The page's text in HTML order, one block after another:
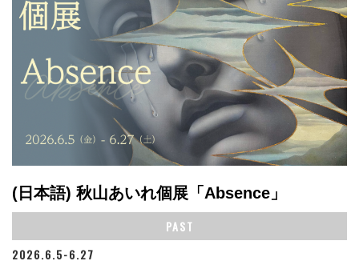
(日本語) 秋山あいれ個展「Absence」
PAST
2026.6.5-6.27